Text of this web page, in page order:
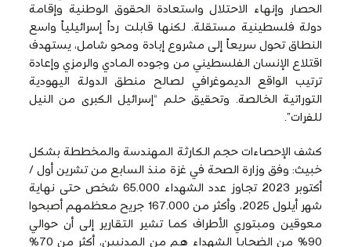
الحصار وإنهاء الاحتلال واستعادة الحقوق الوطنية وإقامة
دولة فلسطينية مستقلة. لكنها قابلت رداً إسرائيلياً واسع
النطاق تحول سريعاً إلى مشروع إبادة ومحو شامل، يستهدف
اقتلاع الإنسان الفلسطيني من وجوده المادي والرمزي وإعادة
ترتيب الواقع الديموغرافي لصالح منطق الدولة اليهودية
التوراتية الخالصة. وتحقيق حلم “إسرائيل الكبرى من النيل
للفرات”.
كشف الإحصاءات حجم الكارثة المهندسة والمخططة بشكل
خبيث: وفق وزارة الصحة في غزة منذ السابع من تشرين أول /
أكتوبر 2023 تجاوز عدد الشهداء 65.000 شخص حتى نهاية
شهر أيلول 2025، وأكثر من 167.000 جريح معظمهم أصبحوا
معوقين ومبتوري الأطراف كما تشير التقارير إلى أن حوالي
90% من الضحايا الشهداء هم من المدنيين، أكثر من 70%